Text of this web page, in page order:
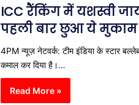
ICC रैंकिंग में यशस्वी
पहली बार छुआ ये मुकाम
4PM न्यूज़ नेटवर्क: टीम इंडिया के स्टार
कमाल कर दिया है।…
Read More »